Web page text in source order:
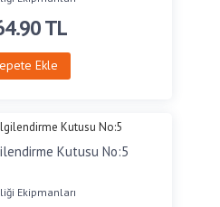
TL
Ekle
Kutusu No:5
Ekipmanları